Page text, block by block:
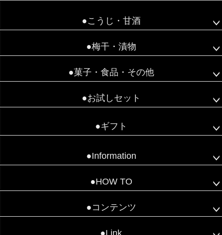
●こうじ・甘酒
●梅干・漬物
●菓子・食品・その他
●お試しセット
●ギフト
●Information
●HOW TO
●コンテンツ